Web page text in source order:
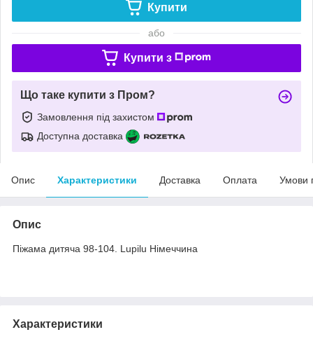
Купити
або
Купити з
Що таке купити з Пром?
Замовлення під захистом
Доступна доставка
Опис Характеристики Доставка Оплата Умови
Опис
Піжама дитяча 98-104. Lupilu Німеччина
Характеристики